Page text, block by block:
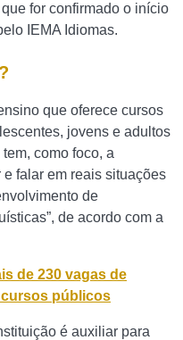
for confirmado o início
IEMA Idiomas.
que oferece cursos
jovens e adultos
como foco, a
e falar em reais situações
de
de acordo com a
de 230 vagas de
públicos
é auxiliar para